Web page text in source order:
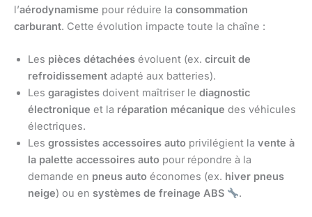
l’aérodynamisme pour réduire la consommation
carburant. Cette évolution impacte toute la chaîne :
Les pièces détachées évoluent (ex. circuit de
refroidissement adapté aux batteries).
Les garagistes doivent maîtriser le diagnostic
électronique et la réparation mécanique des véhicules
électriques.
Les grossistes accessoires auto privilégient la vente à
la palette accessoires auto pour répondre à la
demande en pneus auto économes (ex. hiver pneus
neige) ou en systèmes de freinage ABS .